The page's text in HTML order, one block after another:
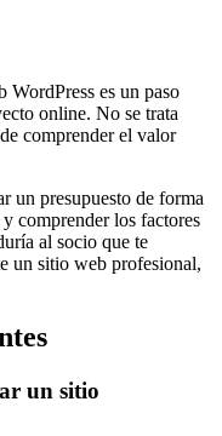
WordPress es un paso
online. No se trata
comprender el valor
un presupuesto de forma
comprender los factores
al socio que te
un sitio web profesional,
un sitio